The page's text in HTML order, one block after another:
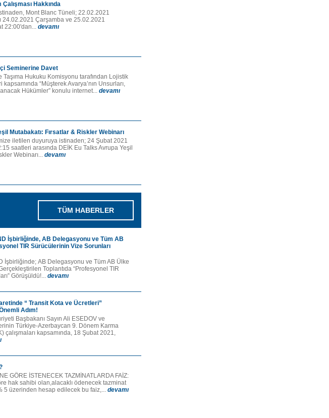
Hakkında
Mont Blanc Tüneli; 22.02.2021
24.02.2021 Çarşamba ve 25.02.2021
22:00'dan... devamı
Seminerine Davet
Taşıma Hukuku Komisyonu tarafından Lojistik
“Müşterek Avarya’nın Unsurları,
Hükümler” konulu internet... devamı
Mutabakatı: Fırsatlar & Riskler Webinarı
iletilen duyuruya istinaden; 24 Şubat 2021
saatleri arasında DEİK Eu Talks Avrupa Yeşil
Webinarı... devamı
TÜM HABERLER
İşbirliğinde, AB Delegasyonu ve Tüm AB
TIR Sürücülerinin Vize Sorunları
İşbirliğinde; AB Delegasyonu ve Tüm AB Ülke
Gerçekleştirilen Toplantıda “Profesyonel TIR
Görüşüldü!... devamı
“ Transit Kota ve Ücretleri”
Adım!
Başbakanı Sayın Ali ESEDOV ve
Türkiye-Azerbaycan 9. Dönem Karma
çalışmaları kapsamında, 18 Şubat 2021,
GÖRE İSTENECEK TAZMİNATLARDA FAİZ:
hak sahibi olan,alacaklı ödenecek tazminat
5 üzerinden hesap edilecek bu faiz,... devamı